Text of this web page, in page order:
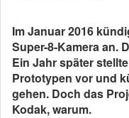
Im Januar 2016
Super-8-Kamera an.
Ein Jahr später
Prototypen vor und
gehen. Doch das
Kodak, warum.